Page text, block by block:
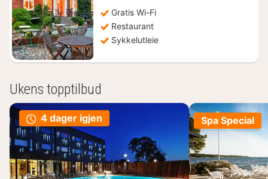
Gratis Wi-Fi
Restaurant
Sykkelutleie
Ukens topptilbud
4 dager igjen Spa Special